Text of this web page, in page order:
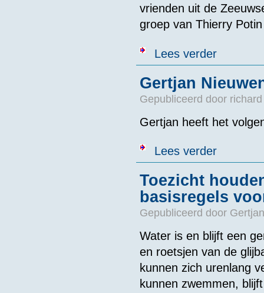
vrienden uit de
groep van Thierry
Lees verderover Vandaag
Gertjan
Gepubliceerd door
Gertjan heeft het
Lees verderover Gertjan
Toezicht
basisregels
Gepubliceerd door
Water is en blijft een
en roetsjen van de
kunnen zich urenlang
kunnen zwemmen,